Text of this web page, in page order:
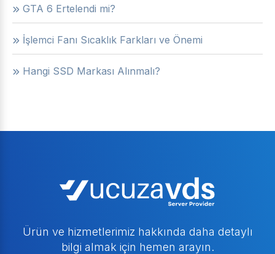
GTA 6 Ertelendi mi?
İşlemci Fanı Sıcaklık Farkları ve Önemi
Hangi SSD Markası Alınmalı?
Ürün ve hizmetlerimiz hakkında daha detaylı
bilgi almak için hemen arayın.